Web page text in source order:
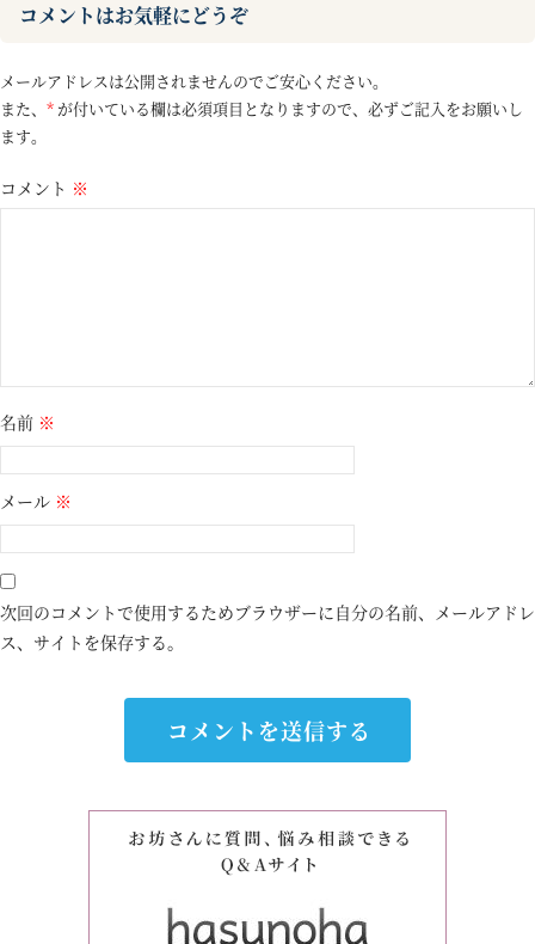
コメントはお気軽にどうぞ
メールアドレスは公開されませんのでご安心ください。
また、 * が付いている欄は必須項目となりますので、必ずご記入をお願いし
ます。
コメント ※
名前 ※
メール ※
次回のコメントで使用するためブラウザーに自分の名前、メールアドレ
ス、サイトを保存する。